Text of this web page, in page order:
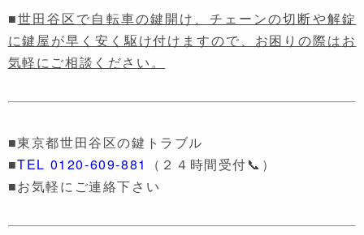
■世田谷区で自転車の鍵開け、チェーンの切断や解錠
に鍵屋が早く安く駆け付けますので、お困りの際はお
気軽にご相談ください。
■東京都世田谷区の鍵トラブル
■TEL 0120-609-881
（２４時間受付📞）
■お気軽にご連絡下さい